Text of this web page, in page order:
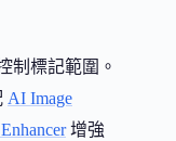
制標記範圍。
AI Image
增強